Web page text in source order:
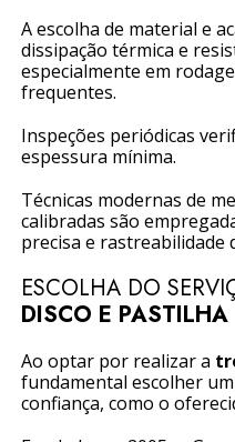
A escolha de material e
dissipação térmica e
especialmente em
frequentes.
Inspeções periódicas
espessura mínima.
Técnicas modernas de
calibradas são
precisa e rastreabilidade
ESCOLHA DO
DISCO E PASTILHA
Ao optar por realizar a
fundamental escolher
confiança, como o